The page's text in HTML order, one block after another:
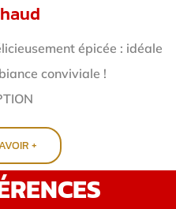
épicée : idéale
conviviale !
+